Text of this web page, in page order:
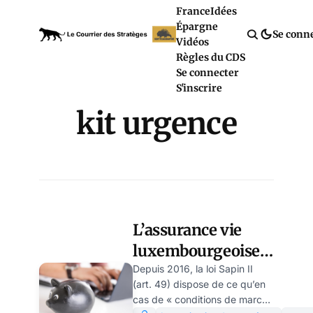
FranceIdées
Épargne
Vidéos
Règles du CDS
Se connecter
S'inscrire
Se
kit urgence
L’assurance vie
luxembourgeoise,
un bon produit par
gros temps
Depuis 2016, la loi Sapin II
(art. 49) dispose de ce qu’en
cas de « conditions de marché